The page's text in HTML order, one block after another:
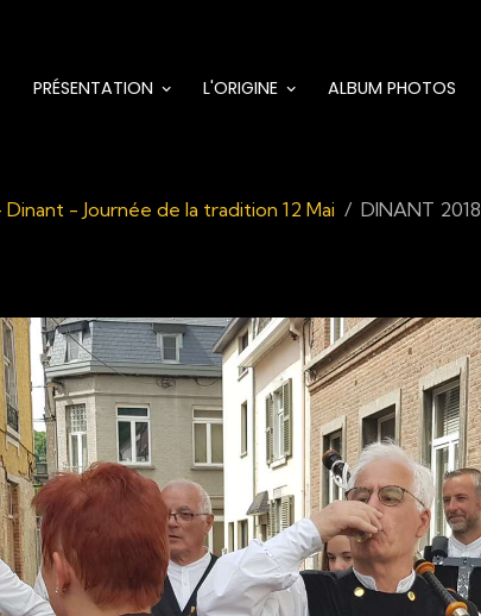
PRÉSENTATION L'ORIGINE ALBUM PHOTOS
Dinant - Journée de la tradition 12 Mai DINANT 2018